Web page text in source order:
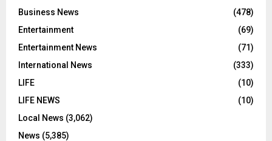
Business News
(478)
Entertainment
(69)
Entertainment News
(71)
International News
(333)
LIFE
(10)
LIFE NEWS
(10)
Local News (3,062)
News (5,385)